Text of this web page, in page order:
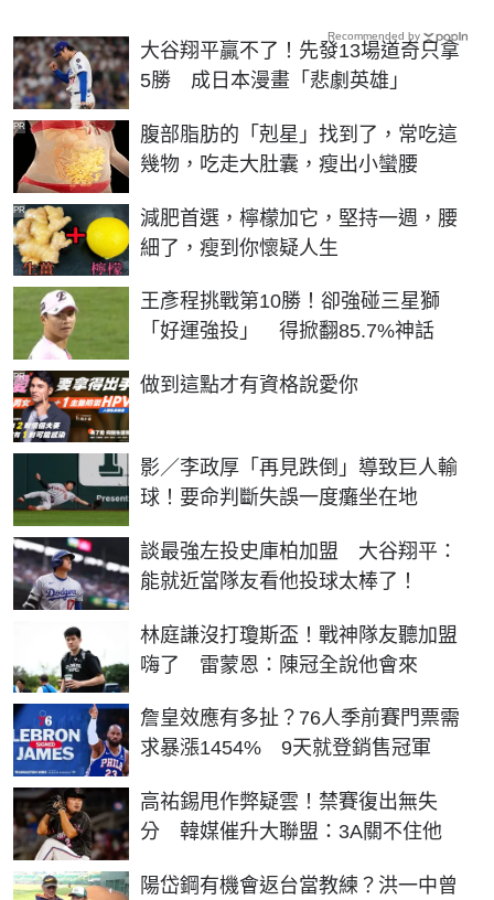
大谷翔平贏不了！先發13場道奇只拿
5勝 成日本漫畫「悲劇英雄」
腹部脂肪的「剋星」找到了，常吃這
幾物，吃走大肚囊，瘦出小蠻腰
PR
減肥首選，檸檬加它，堅持一週，腰
細了，瘦到你懷疑人生
PR
王彥程挑戰第10勝！卻強碰三星獅
「好運強投」 得掀翻85.7%神話
做到這點才有資格說愛你
PR
影／李政厚「再見跌倒」導致巨人輸
球！要命判斷失誤一度癱坐在地
談最強左投史庫柏加盟 大谷翔平：
能就近當隊友看他投球太棒了！
林庭謙沒打瓊斯盃！戰神隊友聽加盟
嗨了 雷蒙恩：陳冠全說他會來
詹皇效應有多扯？76人季前賽門票需
求暴漲1454% 9天就登銷售冠軍
高祐錫甩作弊疑雲！禁賽復出無失
分 韓媒催升大聯盟：3A關不住他
陽岱鋼有機會返台當教練？洪一中曾
Recommended by